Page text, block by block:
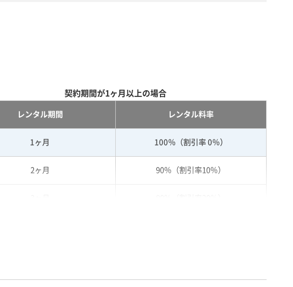
契約期間が1ヶ月以上の場合
レンタル期間 レンタル料率
1ヶ月 100％（割引率 0％）
2ヶ月 90％（割引率10％）
6ヶ月 65％（割引率35％）